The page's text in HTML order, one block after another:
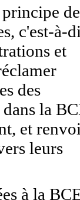
c'est-à-
et
des
la
et
leurs
à la